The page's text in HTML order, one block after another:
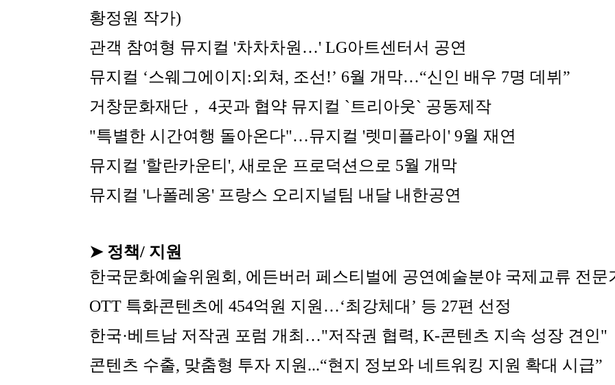
황정원 작가)
관객 참여형 뮤지컬 '차차차원…' LG아트센터서 공연
뮤지컬 ‘스웨그에이지:외쳐, 조선!’ 6월 개막…“신인 배우 7명 데뷔”
거창문화재단， 4곳과 협약 뮤지컬 `트리아웃` 공동제작
"특별한 시간여행 돌아온다"…뮤지컬 '렛미플라이' 9월 재연
뮤지컬 '할란카운티', 새로운 프로덕션으로 5월 개막
뮤지컬 '나폴레옹' 프랑스 오리지널팀 내달 내한공연
➤ 정책/ 지원
한국문화예술위원회, 에든버러 페스티벌에 공연예술분야 국제교류 전문
OTT 특화콘텐츠에 454억원 지원…‘최강체대’ 등 27편 선정
한국·베트남 저작권 포럼 개최…"저작권 협력, K-콘텐츠 지속 성장 견인"
콘텐츠 수출, 맞춤형 투자 지원...“현지 정보와 네트워킹 지원 확대 시급”